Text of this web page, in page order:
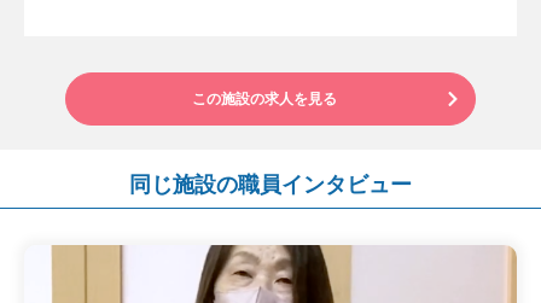
この施設の求人を見る
同じ施設の職員インタビュー